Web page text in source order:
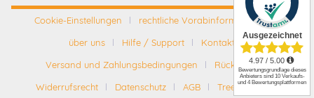
Cookie-Einstellungen
rechtliche Vorabinformationen
über uns
Hilfe / Support
Kontakt
Versand und Zahlungsbedingungen
Rückgabe
Widerrufsrecht
Datenschutz AGB
Tree-Nation